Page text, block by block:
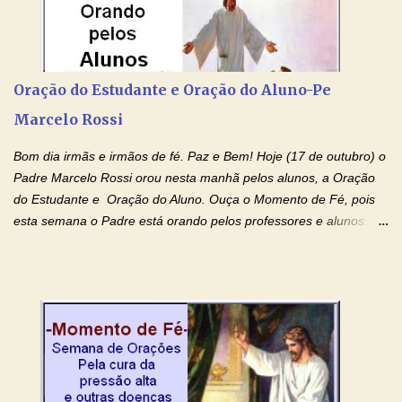
Devoção e Fé Clique para acessar: Facebook Padre Marcelo
Rossi Site Padre Marcelo Rossi (para ouvir o Momento de Fé)
Tocai, Cura! E Restaura! "Jesus, no poder de Seu Nome, peço
agora que as águas do meu batismo fluam para trás através das
gerações, através de todas as raízes da minha árvore
genealógica. Que o Sangue de Jesus, purificador e vivificante,
Oração do Estudante e Oração do Aluno-Pe
Marcelo Rossi
Bom dia irmãs e irmãos de fé. Paz e Bem! Hoje (17 de outubro) o
Padre Marcelo Rossi orou nesta manhã pelos alunos, a Oração
do Estudante e Oração do Aluno. Ouça o Momento de Fé, pois
esta semana o Padre está orando pelos professores e alunos.
intelectualmente e espiritualmente para o dia da prova. Confie no
amor Ágape de Jesus e no amor materno de Nossa Senhora.
Fique com a paz de Jesus e o amor de Maria! Adriana-Devoção e
Fé Oração do Estudante I Senhor, eu sou estudante, e por sinal,
inteligente. Prova isto é o fato de eu estar aqui, conversando com